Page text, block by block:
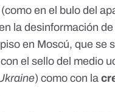
en el bulo del
la desinformación
en Moscú, que se
el sello del medio
) como con la